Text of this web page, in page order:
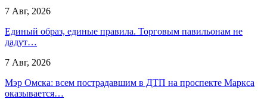
7 Авг, 2026
Единый образ, единые правила. Торговым павильонам не
дадут…
7 Авг, 2026
Мэр Омска: всем пострадавшим в ДТП на проспекте Маркса
оказывается…